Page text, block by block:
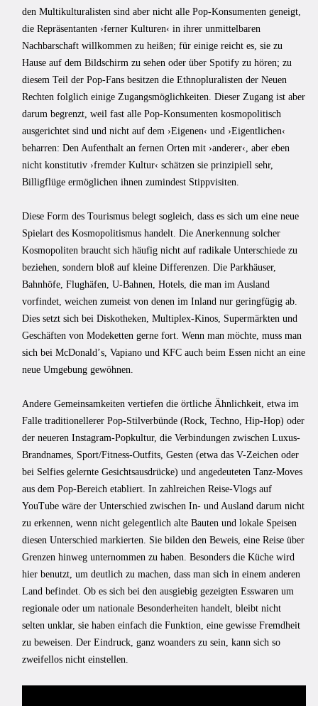
den Multikulturalisten sind aber nicht alle Pop-Konsumenten geneigt,
die Repräsentanten ›ferner Kulturen‹ in ihrer unmittelbaren
Nachbarschaft willkommen zu heißen; für einige reicht es, sie zu
Hause auf dem Bildschirm zu sehen oder über Spotify zu hören; zu
diesem Teil der Pop-Fans besitzen die Ethnopluralisten der Neuen
Rechten folglich einige Zugangsmöglichkeiten. Dieser Zugang ist aber
darum begrenzt, weil fast alle Pop-Konsumenten kosmopolitisch
ausgerichtet sind und nicht auf dem ›Eigenen‹ und ›Eigentlichen‹
beharren: Den Aufenthalt an fernen Orten mit ›anderer‹, aber eben
nicht konstitutiv ›fremder Kultur‹ schätzen sie prinzipiell sehr,
Billigflüge ermöglichen ihnen zumindest Stippvisiten.
Diese Form des Tourismus belegt sogleich, dass es sich um eine neue
Spielart des Kosmopolitismus handelt. Die Anerkennung solcher
Kosmopoliten braucht sich häufig nicht auf radikale Unterschiede zu
beziehen, sondern bloß auf kleine Differenzen. Die Parkhäuser,
Bahnhöfe, Flughäfen, U-Bahnen, Hotels, die man im Ausland
vorfindet, weichen zumeist von denen im Inland nur geringfügig ab.
Dies setzt sich bei Diskotheken, Multiplex-Kinos, Supermärkten und
Geschäften von Modeketten gerne fort. Wenn man möchte, muss man
sich bei McDonaldʼs, Vapiano und KFC auch beim Essen nicht an eine
neue Umgebung gewöhnen.
Andere Gemeinsamkeiten vertiefen die örtliche Ähnlichkeit, etwa im
Falle traditionellerer Pop-Stilverbünde (Rock, Techno, Hip-Hop) oder
der neueren Instagram-Popkultur, die Verbindungen zwischen Luxus-
Brandnames, Sport/Fitness-Outfits, Gesten (etwa das V-Zeichen oder
bei Selfies gelernte Gesichtsausdrücke) und angedeuteten Tanz-Moves
aus dem Pop-Bereich etabliert. In zahlreichen Reise-Vlogs auf
YouTube wäre der Unterschied zwischen In- und Ausland darum nicht
zu erkennen, wenn nicht gelegentlich alte Bauten und lokale Speisen
diesen Unterschied markierten. Sie bilden den Beweis, eine Reise über
Grenzen hinweg unternommen zu haben. Besonders die Küche wird
hier benutzt, um deutlich zu machen, dass man sich in einem anderen
Land befindet. Ob es sich bei den ausgiebig gezeigten Esswaren um
regionale oder um nationale Besonderheiten handelt, bleibt nicht
selten unklar, sie haben einfach die Funktion, eine gewisse Fremdheit
zu beweisen. Der Eindruck, ganz woanders zu sein, kann sich so
zweifellos nicht einstellen.